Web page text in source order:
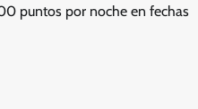
puntos por noche en fechas